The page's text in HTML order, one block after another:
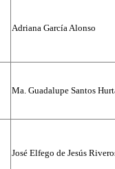
Adriana García Alonso
Ma. Guadalupe Santos
José Elfego de Jesús